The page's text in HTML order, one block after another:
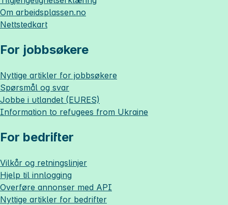
Om arbeidsplassen.no
Nettstedkart
For jobbsøkere
Nyttige artikler for jobbsøkere
Spørsmål og svar
Jobbe i utlandet (EURES)
Information to refugees from Ukraine
For bedrifter
Vilkår og retningslinjer
Hjelp til innlogging
Overføre annonser med API
Nyttige artikler for bedrifter